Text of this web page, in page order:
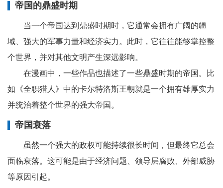
帝国的鼎盛时期
当一个帝国达到鼎盛时期时，它通常会拥有广阔的疆
域、强大的军事力量和经济实力。此时，它往往能够掌控整
个世界，并对其他文明产生深远影响。
在漫画中，一些作品也描述了一些鼎盛时期的帝国。比
如《全职猎人》中的卡尔特洛斯王朝就是一个拥有雄厚实力
并统治着整个世界的强大帝国。
帝国衰落
虽然一个强大的政权可能持续很长时间，但最终它总会
面临衰落。这可能是由于经济问题、领导层腐败、外部威胁
等原因引起。